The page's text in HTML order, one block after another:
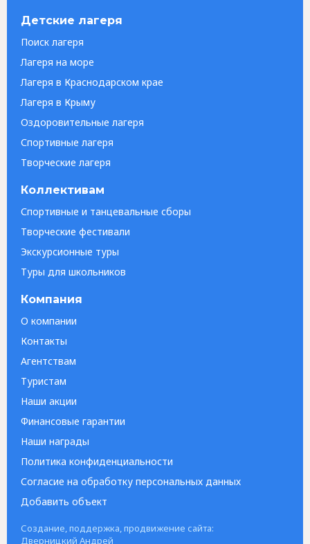
Детские лагеря
Поиск лагеря
Лагеря на море
Лагеря в Краснодарском крае
Лагеря в Крыму
Оздоровительные лагеря
Спортивные лагеря
Творческие лагеря
Коллективам
Спортивные и танцевальные сборы
Творческие фестивали
Экскурсионные туры
Туры для школьников
Компания
О компании
Контакты
Агентствам
Туристам
Наши акции
Финансовые гарантии
Наши награды
Политика конфиденциальности
Согласие на обработку персональных данных
Добавить объект
Создание, поддержка, продвижение сайта:
Дверницкий Андрей